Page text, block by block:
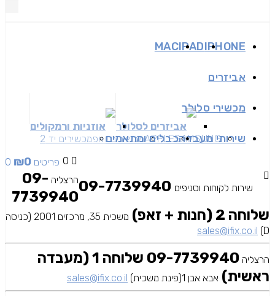
IPHONE
IPAD
MAC
אביזרים
אביזרים לסלולר אוזניות ורמקולים
מכשירי סלולר
SAMSUNG
APPLEמכשירים זאפמכשירים יד 2 שירותי מעבדהכבלים ומתאמים
0 0 פריטים ₪0
שירות לקוחות וסניפים
הרצליה 09-
7739940
שלוחה 2 (חנות + זאפ)
משכית 35, מרכזים 2001 (כניסה
D)
sales@ifix.co.il
הרצליה
09-7739940 שלוחה 1 (מעבדה
ראשית) אבא אבן 1(פינת משכית) sales@ifix.co.il